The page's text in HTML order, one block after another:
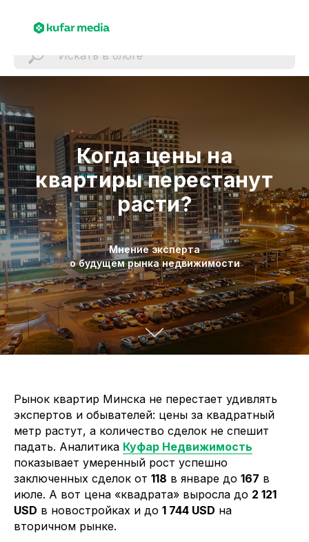
Когда цены на
квартиры перестанут
расти?
Мнение эксперта
о будущем рынка недвижимости
Рынок квартир Минска не перестает удивлять
экспертов и обывателей: цены за квадратный
метр растут, а количество сделок не спешит
падать. Аналитика Куфар Недвижимость
показывает умеренный рост успешно
заключенных сделок от 118 в январе до 167 в
июле. А вот цена «квадрата» выросла до 2 121
USD в новостройках и до 1 744 USD на
вторичном рынке.